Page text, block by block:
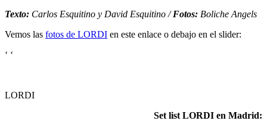
Texto: Carlos Esquitino y David Esquitino /Fotos: Boliche Angels
Vemos las fotos de LORDI en este enlace o debajo en el slider:
‘ ‘
LORDI
Set list LORDI en Madrid: